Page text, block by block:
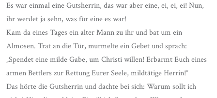
Es war einmal eine Gutsherrin, das war aber eine, ei, ei, ei! Nun,
ihr werdet ja sehn, was für eine es war!
Kam da eines Tages ein alter Mann zu ihr und bat um ein
Almosen. Trat an die Tür, murmelte ein Gebet und sprach:
„Spendet eine milde Gabe, um Christi willen! Erbarmt Euch eines
armen Bettlers zur Rettung Eurer Seele, mildtätige Herrin!“
Das hörte die Gutsherrin und dachte bei sich: Warum sollt ich